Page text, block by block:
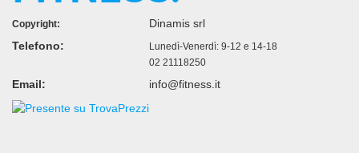
Copyright:
Dinamis srl
Telefono:
Lunedì-Venerdì: 9-12 e 14-18
02 21118250
Email: info@fitness.it